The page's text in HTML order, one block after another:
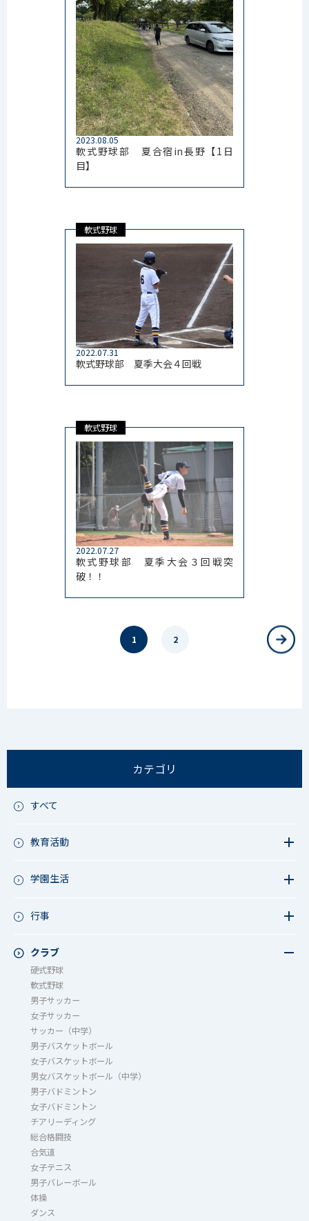
2023.08.05
軟式野球部 夏合宿in長野【1日
目】
軟式野球
2022.07.31
軟式野球部 夏季大会４回戦
軟式野球
2022.07.27
軟式野球部 夏季大会３回戦突
破！！
1 2
カテゴリ
すべて
教育活動
教育活動（高校）
アース・プロジェクト
学園生活
今日の1枚～ｸﾗｽ&ｸﾗﾌﾞ編～
行事
成立祭（文化祭）
行事（その他）
夏フェス
クラブ
硬式野球
軟式野球
男子サッカー
女子サッカー
サッカー（中学）
男子バスケットボール
女子バスケットボール
男女バスケットボール（中学）
男子バドミントン
女子バドミントン
チアリーディング
総合格闘技
合気道
女子テニス
男子バレーボール
体操
ダンス